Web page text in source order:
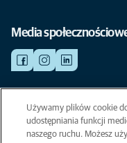
Media
NAGŁY WYPADEK
Kliknij i zobacz
Używamy plików cookie
udostępniania funkcji
naszego ruchu. Możesz